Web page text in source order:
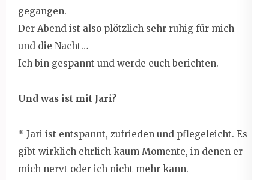
gegangen.
Der Abend ist also plötzlich sehr ruhig für mich
und die Nacht…
Ich bin gespannt und werde euch berichten.
Und was ist mit Jari?
* Jari ist entspannt, zufrieden und pflegeleicht. Es
gibt wirklich ehrlich kaum Momente, in denen er
mich nervt oder ich nicht mehr kann.